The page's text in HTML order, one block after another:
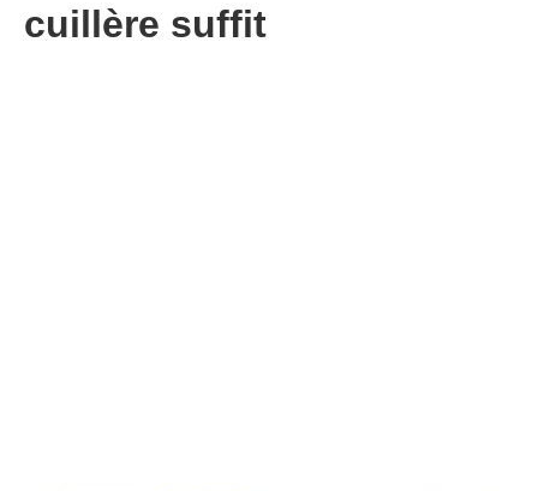
cuillère suffit